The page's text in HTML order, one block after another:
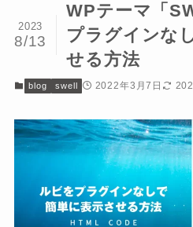
WPテーマ「
プラグインな
せる方法
2023
8/13
blog swell 2022年3月7日